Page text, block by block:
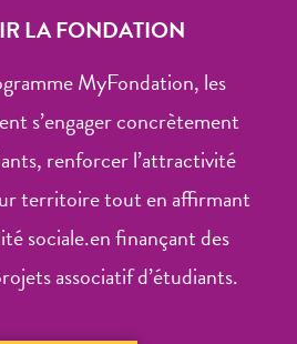
LA FONDATION
MyFondation, les
s’engager concrètement
renforcer l’attractivité
territoire tout en affirmant
sociale.en finançant des
associatif d’étudiants.